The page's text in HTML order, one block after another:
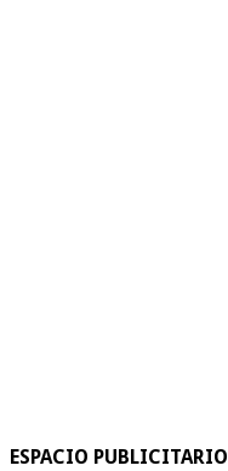
ESPACIO PUBLICITARIO